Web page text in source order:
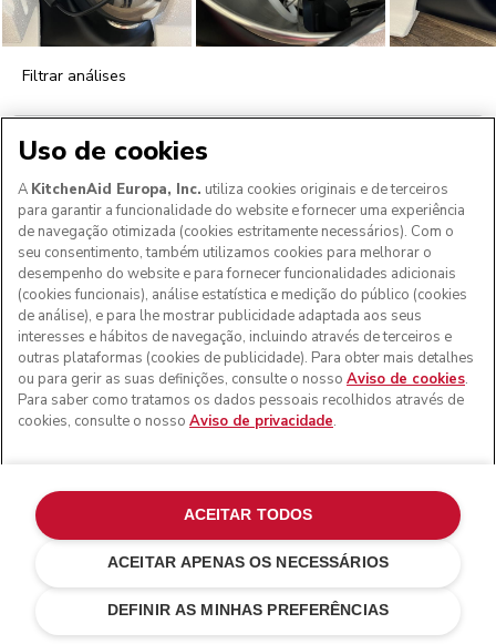
Mineral water
€ 466,65
€ 549,00
Poupar nos
Uso de cookies
A KitchenAid Europa, Inc. utiliza cookies originais e de terceiros
para garantir a funcionalidade do website e fornecer uma experiência
de navegação otimizada (cookies estritamente necessários). Com o
seu consentimento, também utilizamos cookies para melhorar o
desempenho do website e para fornecer funcionalidades adicionais
(cookies funcionais), análise estatística e medição do público (cookies
de análise), e para lhe mostrar publicidade adaptada aos seus
interesses e hábitos de navegação, incluindo através de terceiros e
outras plataformas (cookies de publicidade). Para obter mais detalhes
ou para gerir as suas definições, consulte o nosso Aviso de cookies.
Para saber como tratamos os dados pessoais recolhidos através de
cookies, consulte o nosso Aviso de privacidade.
DEFINIR AS MINHAS PREFERÊNCIAS
ACEITAR APENAS OS NECESSÁRIOS
ACEITAR TODOS